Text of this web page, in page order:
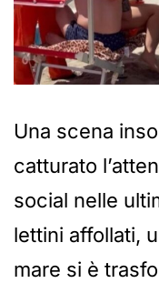
Una scena
catturato
social nelle
lettini affollati,
mare si è